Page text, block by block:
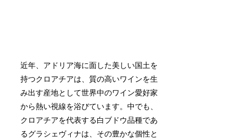
近年、アドリア海に面した美しい国土を
持つクロアチアは、質の高いワインを生
み出す産地として世界中のワイン愛好家
から熱い視線を浴びています。中でも、
クロアチアを代表する白ブドウ品種であ
るグラシェヴィナは、その豊かな個性と